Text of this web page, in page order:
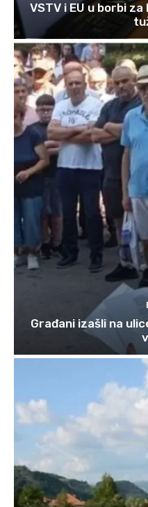
VSTV i EU u borbi
Građani izašli na